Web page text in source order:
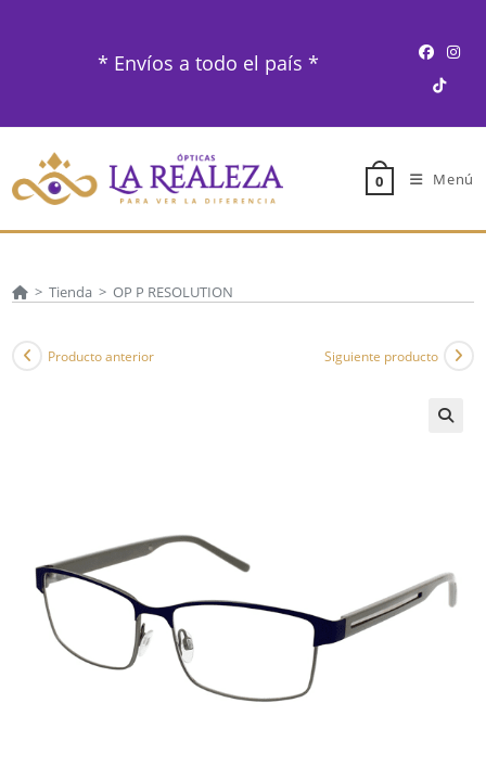
* Envíos a todo el país *
0 Menú
> Tienda > OP P RESOLUTION
Producto anterior Siguiente producto